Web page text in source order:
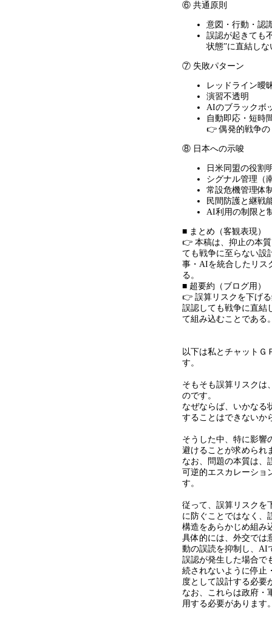
⑥ 共通原則
意図・行動・認
誤認が起きても
状態”に直結し
⑦ 失敗パターン
レッドライン曖
演習不透明
AIのブラックボ
自動即応・短時
👉 偶発的戦争の
⑧ 日本への示唆
日米同盟の役割
シグナル管理（
常設危機管理体
民間防護と継戦
AI利用の制限と
■ まとめ（客観表現）
👉 本稿は、抑止の本
ても戦争に至らない設
事・ AIを統合したリス
る。
■ 超要約（ブログ用）
👉 誤算リスクを下げ
誤認しても戦争に直結
て組み込むことである
以下は私とチャットＧ
す。
そもそも誤算リスクは
のです。
なぜならば、いかなる
することはできないか
そうした中、特に影響
避けることが求められ
なお、問題の本質は、
可逆的エスカレーショ
す。
従って、誤算リスクを
に防ぐことではなく、
構造をあらかじめ組み
具体的には、外交では
動の誤読を抑制し、 AI
誤認が発生した場合で
続されないように停止
度として設計する必要
なお、これらは政府・
用する必要があります